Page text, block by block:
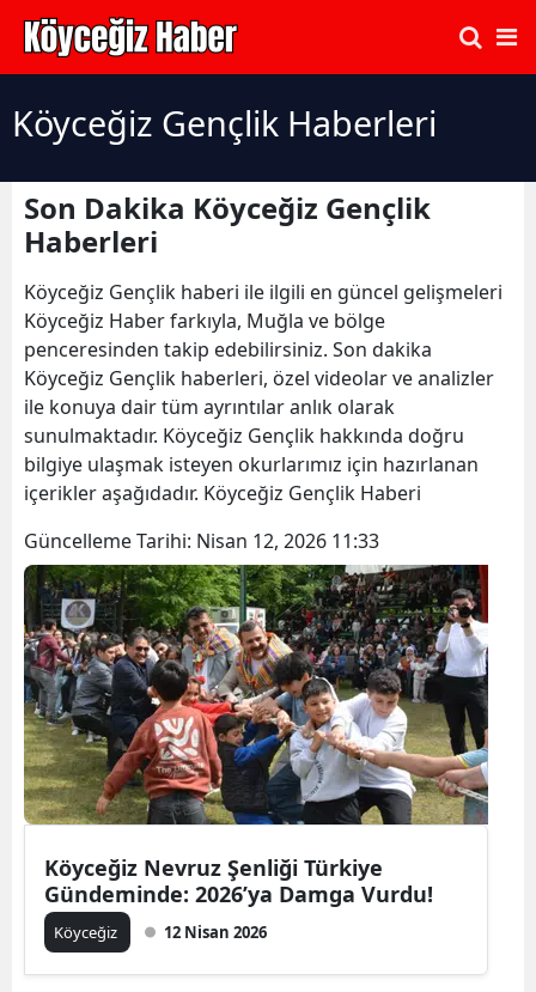
Köyceğiz Gençlik Haberleri
Son Dakika Köyceğiz Gençlik
Haberleri
Köyceğiz Gençlik haberi ile ilgili en güncel gelişmeleri
Köyceğiz Haber farkıyla, Muğla ve bölge
penceresinden takip edebilirsiniz. Son dakika
Köyceğiz Gençlik haberleri, özel videolar ve analizler
ile konuya dair tüm ayrıntılar anlık olarak
sunulmaktadır. Köyceğiz Gençlik hakkında doğru
bilgiye ulaşmak isteyen okurlarımız için hazırlanan
içerikler aşağıdadır. Köyceğiz Gençlik Haberi
Güncelleme Tarihi: Nisan 12, 2026 11:33
Köyceğiz Nevruz Şenliği Türkiye
Gündeminde: 2026’ya Damga Vurdu!
Köyceğiz 12 Nisan 2026